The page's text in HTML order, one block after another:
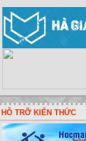
HỖ TRỠ KIẾN THỨC